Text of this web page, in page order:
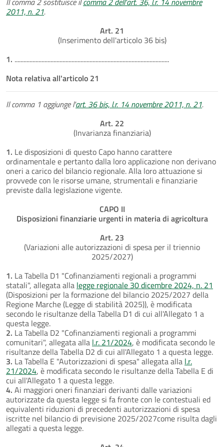
2011, n. 21.
Art. 21
(Inserimento dell'articolo 36 bis)
1. .......................................................................................................
Nota relativa all'articolo 21
Il comma 1 aggiunge l'art. 36 bis, l.r. 14 novembre 2011, n. 21.
Art. 22
(Invarianza finanziaria)
1. Le disposizioni di questo Capo hanno carattere
ordinamentale e pertanto dalla loro applicazione non derivano
oneri a carico del bilancio regionale. Alla loro attuazione si
provvede con le risorse umane, strumentali e finanziarie
previste dalla legislazione vigente.
CAPO II
Disposizioni finanziarie urgenti in materia di agricoltura
Art. 23
(Variazioni alle autorizzazioni di spesa per il triennio
2025/2027)
1. La Tabella D1 "Cofinanziamenti regionali a programmi
statali", allegata alla legge regionale 30 dicembre 2024, n. 21
(Disposizioni per la formazione del bilancio 2025/2027 della
Regione Marche (Legge di stabilità 2025)), è modificata
secondo le risultanze della Tabella D1 di cui all'Allegato 1 a
questa legge.
2. La Tabella D2 "Cofinanziamenti regionali a programmi
comunitari", allegata alla l.r. 21/2024, è modificata secondo le
risultanze della Tabella D2 di cui all'Allegato 1 a questa legge.
3. La Tabella E "Autorizzazioni di spesa" allegata alla l.r.
21/2024, è modificata secondo le risultanze della Tabella E di
cui all'Allegato 1 a questa legge.
4. Ai maggiori oneri finanziari derivanti dalle variazioni
autorizzate da questa legge si fa fronte con le contestuali ed
equivalenti riduzioni di precedenti autorizzazioni di spesa
iscritte nel bilancio di previsione 2025/2027come risulta dagli
allegati a questa legge.